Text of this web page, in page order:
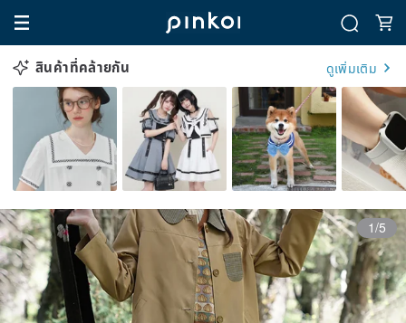
สินค้าที่คล้ายกัน ดูเพิ่มเติม
1/5